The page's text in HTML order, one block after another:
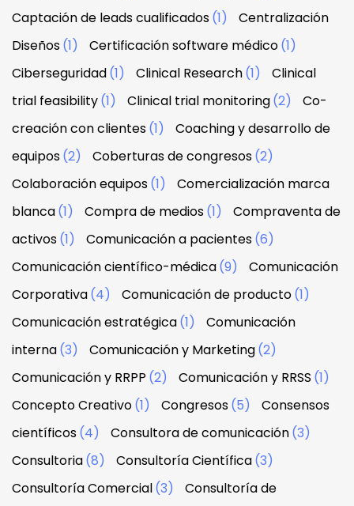
Captación de leads cualificados(1)
Centralización
Diseños(1) Certificación software médico(1)
Ciberseguridad(1) Clinical Research(1)
Clinical
trial feasibility(1) Clinical trial monitoring(2)
Co-
creación con clientes(1)
Coaching y desarrollo de
equipos(2) Coberturas de congresos(2)
Colaboración equipos(1)
Comercialización marca
blanca(1) Compra de medios(1)
Compraventa de
activos(1) Comunicación a pacientes(6)
Comunicación científico-médica(9)
Comunicación
Corporativa(4) Comunicación de producto(1)
Comunicación estratégica(1)
Comunicación
interna(3) Comunicación y Marketing(2)
Comunicación y RRPP (2) Comunicación y RRSS (1)
Concepto Creativo(1) Congresos(5)
Consensos
científicos(4) Consultora de comunicación(3)
Consultoria(8) Consultoría Científica(3)
Consultoría Comercial(3)
Consultoría de